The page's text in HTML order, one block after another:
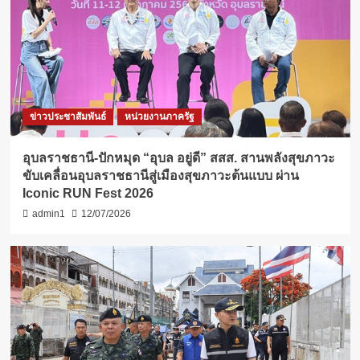
ข่าวประชาสัมพันธ์ หน่วยงานภาครัฐ
อุบลราชธานี-ปักหมุด “อุบล อยู่ดี” สสส. สานพลังสุขภาวะ
ขับเคลื่อนอุบลราชธานีสู่เมืองสุขภาวะต้นแบบ ผ่าน
Iconic RUN Fest 2026
admin1 12/07/2026